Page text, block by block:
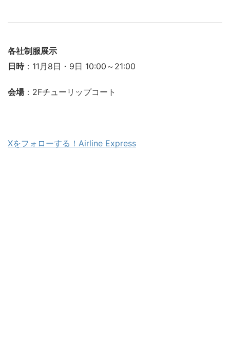
各社制服展示
日時：11月8日・9日 10:00～21:00
会場：2Fチューリップコート
Xをフォローする！Airline Express